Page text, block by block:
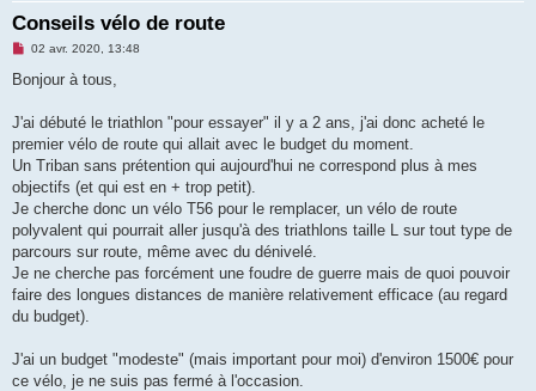
Conseils vélo de route
M
s
g
n
o
l
u
02 avr. 2020, 13:48
Bonjour à tous,
J'ai débuté le triathlon "pour essayer" il y a 2 ans, j'ai donc acheté le
premier vélo de route qui allait avec le budget du moment.
Un Triban sans prétention qui aujourd'hui ne correspond plus à mes
objectifs (et qui est en + trop petit).
Je cherche donc un vélo T56 pour le remplacer, un vélo de route
polyvalent qui pourrait aller jusqu'à des triathlons taille L sur tout type de
parcours sur route, même avec du dénivelé.
Je ne cherche pas forcément une foudre de guerre mais de quoi pouvoir
faire des longues distances de manière relativement efficace (au regard
du budget).
J'ai un budget "modeste" (mais important pour moi) d'environ 1500€ pour
ce vélo, je ne suis pas fermé à l'occasion.